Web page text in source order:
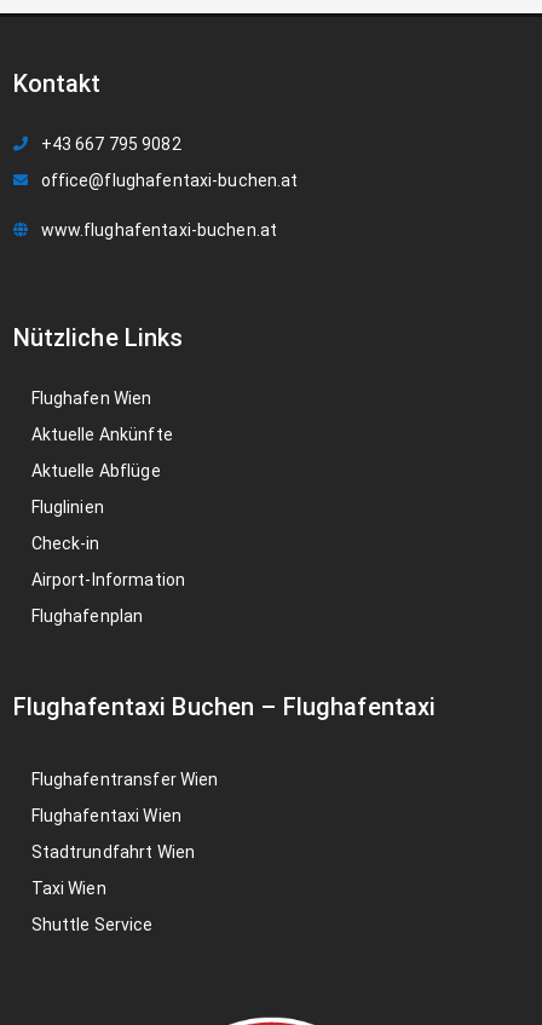
Kontakt
+43 667 795 9082
office@flughafentaxi-buchen.at
www.flughafentaxi-buchen.at
Nützliche Links
Flughafen Wien
Aktuelle Ankünfte
Aktuelle Abflüge
Fluglinien
Check-in
Airport-Information
Flughafenplan
Flughafentaxi Buchen – Flughafentaxi
Flughafentransfer Wien
Flughafentaxi Wien
Stadtrundfahrt Wien
Taxi Wien
Shuttle Service